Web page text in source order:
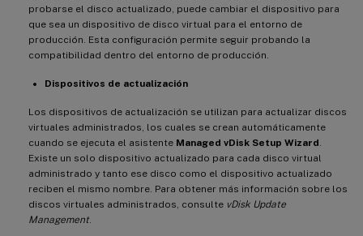
probarse el disco actualizado, puede cambiar el dispositivo para
que sea un dispositivo de disco virtual para el entorno de
producción. Esta configuración permite seguir probando la
compatibilidad dentro del entorno de producción.
Dispositivos de actualización
Los dispositivos de actualización se utilizan para actualizar discos
virtuales administrados, los cuales se crean automáticamente
cuando se ejecuta el asistente Managed vDisk Setup Wizard
Existe un solo dispositivo actualizado para cada disco virtual
administrado y tanto ese disco como el dispositivo actualizado
reciben el mismo nombre. Para obtener más información sobre los
discos virtuales administrados, consulte vDisk Update
Management.